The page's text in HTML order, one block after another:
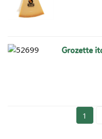
grozette
1